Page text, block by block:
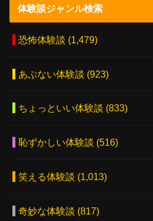
体験談ジャンル検索
恐怖体験談 (1,479)
あぶない体験談 (923)
ちょっといい体験談 (833)
恥ずかしい体験談 (516)
笑える体験談 (1,013)
奇妙な体験談 (817)